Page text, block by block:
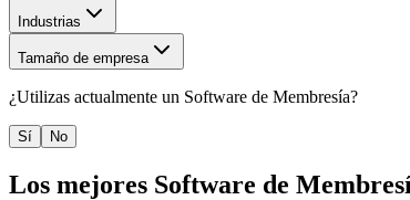
Industrias
Tamaño de empresa
¿Utilizas actualmente un Software de Membresía?
Sí No
Los mejores Software de